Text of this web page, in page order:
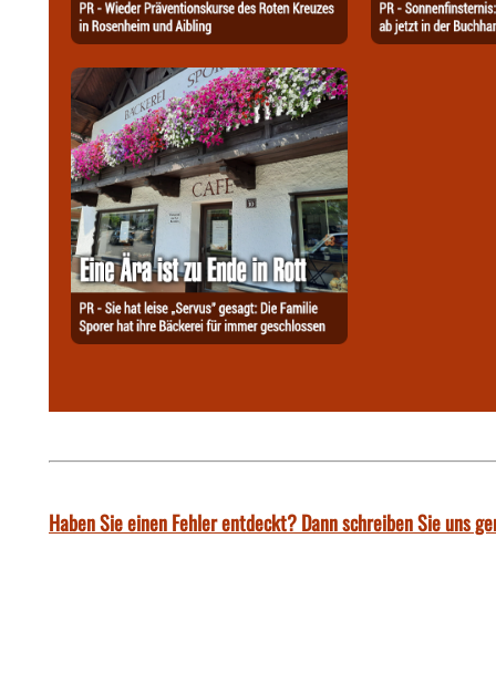
Haben Sie einen Fehler entdeckt? Dann schreiben Sie uns